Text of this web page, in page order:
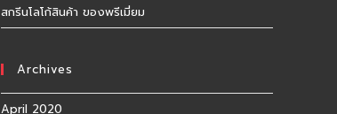
สกรีนโลโก้สินค้า ของพรีเมี่ยม​
Archives
April 2020